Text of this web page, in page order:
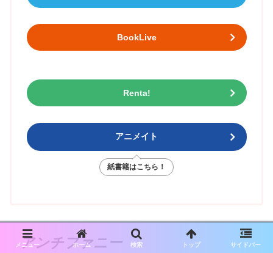
BookLive
Renta!
アニメイト
紙書籍はこちら！
アンチファニー
メニュー ホーム 検索 トップ サイドバー